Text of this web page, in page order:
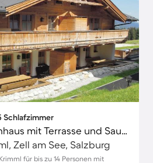
Schlafzimmer
Großzügiges Ferienhaus mit Terrasse und Sauna | Nah am Skifahren | Haustiere erlaubt
Zell am See, Salzburg
für bis zu 14 Personen mit